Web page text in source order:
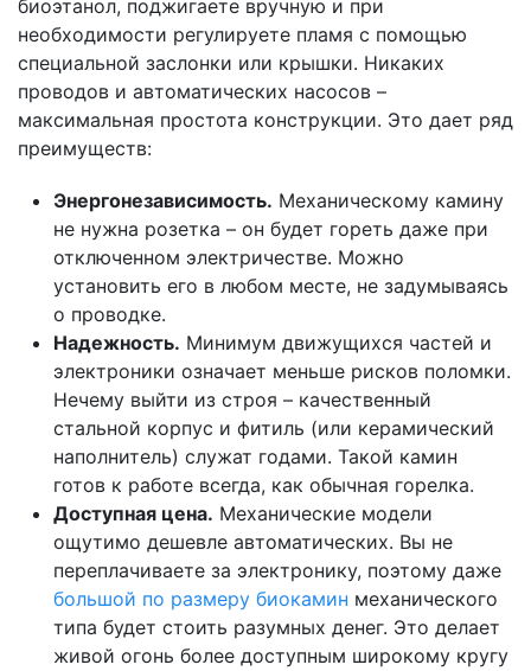
биоэтанол, поджигаете вручную и при
необходимости регулируете пламя с помощью
специальной заслонки или крышки. Никаких
проводов и автоматических насосов –
максимальная простота конструкции. Это дает ряд
преимуществ:
Энергонезависимость. Механическому камину
не нужна розетка – он будет гореть даже при
отключенном электричестве. Можно
установить его в любом месте, не задумываясь
о проводке.
Надежность. Минимум движущихся частей и
электроники означает меньше рисков поломки.
Нечему выйти из строя – качественный
стальной корпус и фитиль (или керамический
наполнитель) служат годами. Такой камин
готов к работе всегда, как обычная горелка.
Доступная цена. Механические модели
ощутимо дешевле автоматических. Вы не
переплачиваете за электронику, поэтому даже
большой по размеру биокамин механического
типа будет стоить разумных денег. Это делает
живой огонь более доступным широкому кругу